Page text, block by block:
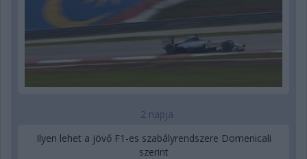
2 napja
Ilyen lehet a jövő F1-es szabályrendszere Domenicali
szerint